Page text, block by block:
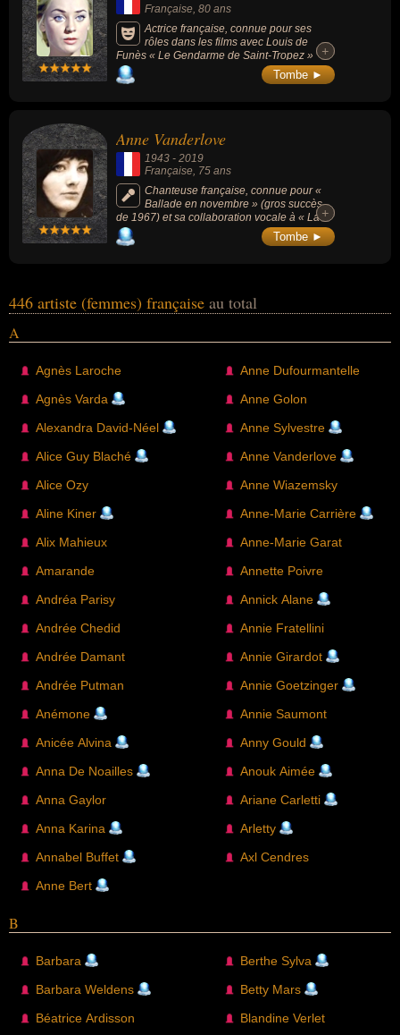
Dame brune » (1967), « L'Aigle noir »
(1970), « Marienbad » (1973) ou encore «
Ma plus belle histoire d'amour » (1966).
Depuis 2010, le Prix Barbara récompense
chaque année une jeune chanteuse
francophone.
Française, 80 ans
Actrice française, connue pour ses
rôles dans les films avec Louis de
Funès « Le Gendarme de Saint-Tropez »
(1964), « Le Gendarme à New York » (1965)
et « Le gendarme se marie » (1968).
+
+
Tombe ►
Anne Vanderlove
1943 - 2019
Française , 75 ans
Chanteuse française, connue pour «
Ballade en novembre » (gros succès
de 1967) et sa collaboration vocale à « La
Mort d'Orion » (1970, de Gérard Manset).
Elle était surnommée « la Joan Baez
musique folk née en 1941).
+
+
Tombe ►
446 artiste (femmes) française au total
A
Agnès Laroche
Agnès Varda
Alexandra David-Néel
Alice Guy Blaché
Alice Ozy
Aline Kiner
Alix Mahieux
Amarande
Andréa Parisy
Andrée Chedid
Andrée Damant
Andrée Putman
Anémone
Anicée Alvina
Anna De Noailles
Anna Gaylor
Anna Karina
Annabel Buffet
Anne Bert
Anne Dufourmantelle
Anne Golon
Anne Sylvestre
Anne Vanderlove
Anne Wiazemsky
Anne-Marie Carrière
Anne-Marie Garat
Annette Poivre
Annick Alane
Annie Fratellini
Annie Girardot
Annie Goetzinger
Annie Saumont
Anny Gould
Anouk Aimée
Ariane Carletti
Arletty
Axl Cendres
B
Barbara
Barbara Weldens
Béatrice Ardisson
Berthe Sylva
Betty Mars
Blandine Verlet